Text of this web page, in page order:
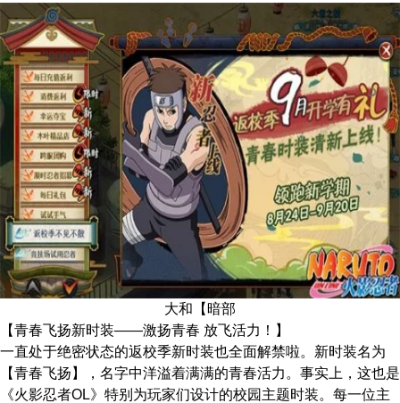
大和【暗部
【青春飞扬新时装——激扬青春 放飞活力！】
一直处于绝密状态的返校季新时装也全面解禁啦。新时装名为
【青春飞扬】，名字中洋溢着满满的青春活力。事实上，这也是
《火影忍者OL》特别为玩家们设计的校园主题时装。每一位主